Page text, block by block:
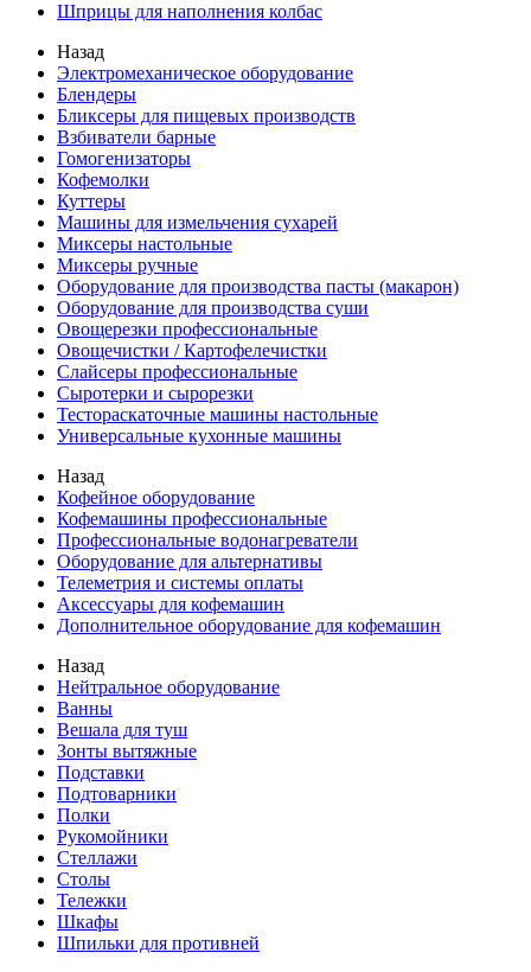
Шприцы для наполнения колбас
Назад
Электромеханическое оборудование
Блендеры
Бликсеры для пищевых производств
Взбиватели барные
Гомогенизаторы
Кофемолки
Куттеры
Машины для измельчения сухарей
Миксеры настольные
Миксеры ручные
Оборудование для производства пасты (макарон)
Оборудование для производства суши
Овощерезки профессиональные
Овощечистки / Картофелечистки
Слайсеры профессиональные
Сыротерки и сырорезки
Тестораскаточные машины настольные
Универсальные кухонные машины
Назад
Кофейное оборудование
Кофемашины профессиональные
Профессиональные водонагреватели
Оборудование для альтернативы
Телеметрия и системы оплаты
Аксессуары для кофемашин
Дополнительное оборудование для кофемашин
Назад
Нейтральное оборудование
Ванны
Вешала для туш
Зонты вытяжные
Подставки
Подтоварники
Полки
Рукомойники
Стеллажи
Столы
Тележки
Шкафы
Шпильки для противней